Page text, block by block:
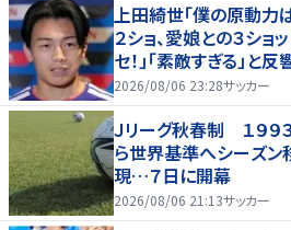
上田綺世「僕の原動力
２ショ、愛娘との３シ
セ！」「素敵すぎる」と反
2026/08/06 23:28サッカー
Ｊリーグ秋春制 １９９
ら世界基準へシーズ
現…７日に開幕
2026/08/06 21:13サッカー